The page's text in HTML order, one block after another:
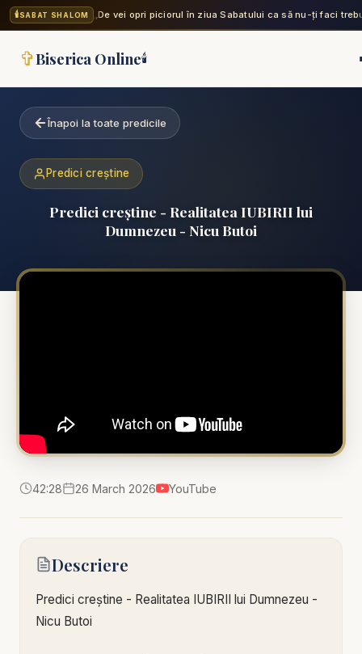
🕯️SABAT SHALOM „De vei opri piciorul în ziua Sabatului ca să nu-ți faci
✞Biserica Online🕯️
Înapoi la toate predicile
Predici creștine
Predici creștine - Realitatea IUBIRII lui
Dumnezeu - Nicu Butoi
42:28 26 March 2026 YouTube
Descriere
Predici creștine - Realitatea IUBIRII lui Dumnezeu -
Nicu Butoi